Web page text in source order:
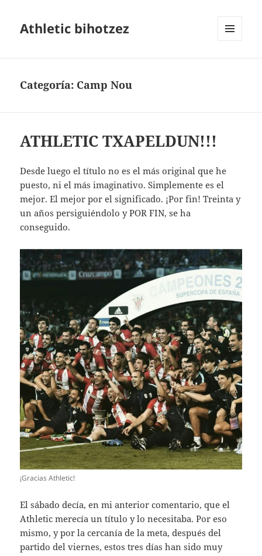
Athletic bihotzez
Categoría: Camp Nou
ATHLETIC TXAPELDUN!!!
Desde luego el título no es el más original que he
puesto, ni el más imaginativo. Simplemente es el
mejor. El mejor por el significado. ¡Por fin! Treinta y
un años persiguiéndolo y POR FIN, se ha
conseguido.
¡Gracias Athletic!
El sábado decía, en mi anterior comentario, que el
Athletic merecía un título y lo necesitaba. Por eso
mismo, y por la cercanía de la meta, después del
partido del viernes, estos tres días han sido muy